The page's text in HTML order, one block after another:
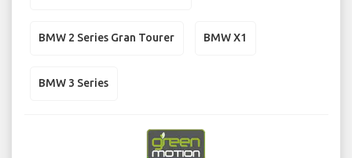
BMW 2 Series Gran Tourer BMW X1
BMW 3 Series